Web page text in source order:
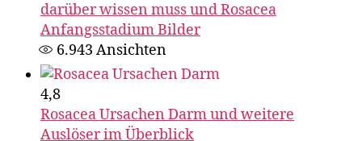
darüber wissen muss und Rosacea
Anfangsstadium Bilder
6.943 Ansichten
4,8
Rosacea Ursachen Darm und weitere
Auslöser im Überblick